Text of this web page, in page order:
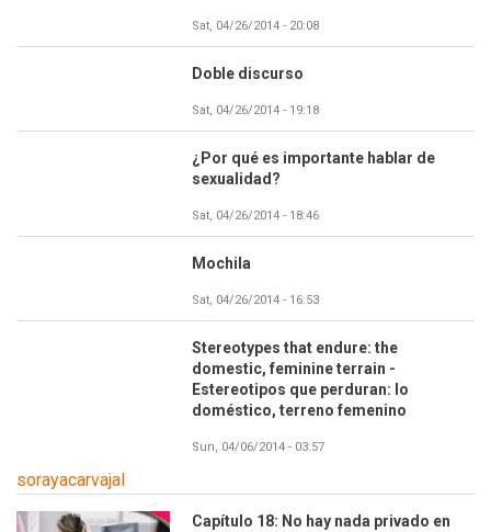
Sat, 04/26/2014 - 20:08
Doble discurso
Sat, 04/26/2014 - 19:18
¿Por qué es importante hablar de
sexualidad?
Sat, 04/26/2014 - 18:46
Mochila
Sat, 04/26/2014 - 16:53
Stereotypes that endure: the
domestic, feminine terrain -
Estereotipos que perduran: lo
doméstico, terreno femenino
Sun, 04/06/2014 - 03:57
sorayacarvajal
Capítulo 18: No hay nada privado en